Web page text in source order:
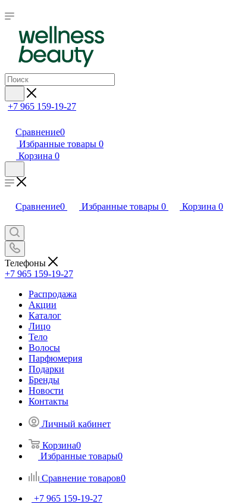
+7 965 159-19-27
Сравнение0
Избранные товары 0
Корзина 0
Сравнение0 Избранные товары 0 Корзина 0
Телефоны
+7 965 159-19-27
Распродажа
Акции
Каталог
Лицо
Тело
Волосы
Парфюмерия
Подарки
Бренды
Новости
Контакты
Личный кабинет
Корзина0
Избранные товары0
Сравнение товаров0
+7 965 159-19-27